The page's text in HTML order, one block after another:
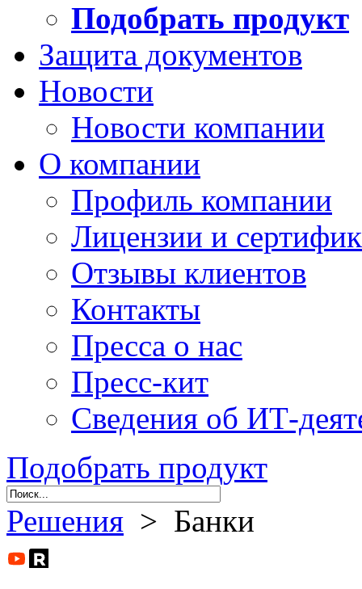
Подобрать продукт
Защита документов
Новости
Новости компании
О компании
Профиль компании
Лицензии и
Отзывы клиентов
Контакты
Пресса о нас
Пресс-кит
Сведения об ИТ-
Подобрать продукт
Решения > Банки